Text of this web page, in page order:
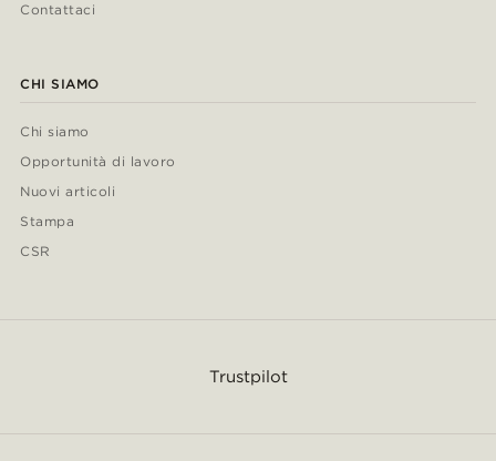
Contattaci
CHI SIAMO
Chi siamo
Opportunità di lavoro
Nuovi articoli
Stampa
CSR
Trustpilot